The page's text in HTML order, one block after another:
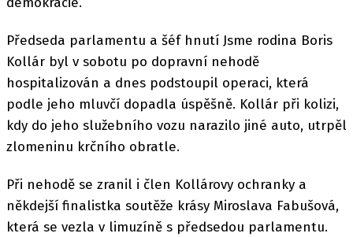
Předseda parlamentu a šéf hnutí Jsme rodina Boris
Kollár byl v sobotu po dopravní nehodě
hospitalizován a dnes podstoupil operaci, která
podle jeho mluvčí dopadla úspěšně. Kollár při kolizi,
kdy do jeho služebního vozu narazilo jiné auto, utrpěl
zlomeninu krčního obratle.
Při nehodě se zranil i člen Kollárovy ochranky a
někdejší finalistka soutěže krásy Miroslava Fabušová,
která se vezla v limuzíně s předsedou parlamentu.